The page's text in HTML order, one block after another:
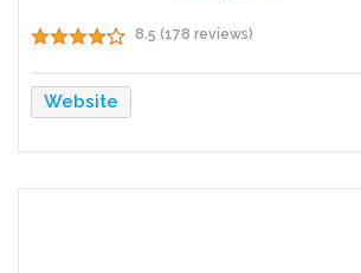
8.5 (178 reviews)
Website